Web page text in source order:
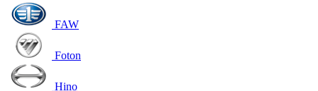
FAW
Foton
Hino